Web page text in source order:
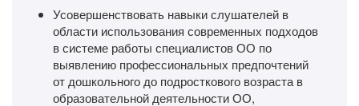
Усовершенствовать навыки слушателей в
области использования современных подходов
в системе работы специалистов ОО по
выявлению профессиональных предпочтений
от дошкольного до подросткового возраста в
образовательной деятельности ОО,